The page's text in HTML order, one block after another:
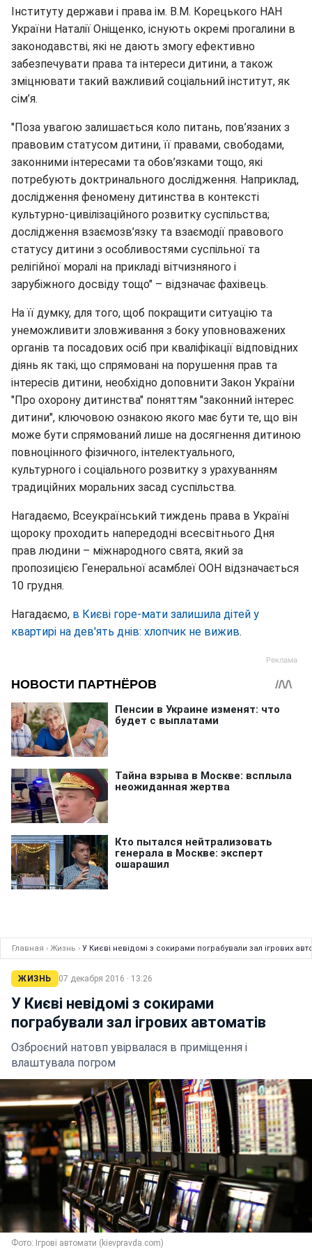
Інституту держави і права ім. В.М. Корецького НАН
України Наталії Оніщенко, існують окремі прогалини в
законодавстві, які не дають змогу ефективно
забезпечувати права та інтереси дитини, а також
зміцнювати такий важливий соціальний інститут, як
сім’я.
"Поза увагою залишається коло питань, пов’язаних з
правовим статусом дитини, її правами, свободами,
законними інтересами та обов’язками тощо, які
потребують доктринального дослідження. Наприклад,
дослідження феномену дитинства в контексті
культурно-цивілізаційного розвитку суспільства;
дослідження взаємозв’язку та взаємодії правового
статусу дитини з особливостями суспільної та
релігійної моралі на прикладі вітчизняного і
зарубіжного досвіду тощо" – відзначає фахівець.
На її думку, для того, щоб покращити ситуацію та
унеможливити зловживання з боку уповноважених
органів та посадових осіб при кваліфікації відповідних
діянь як такі, що спрямовані на порушення прав та
інтересів дитини, необхідно доповнити Закон України
"Про охорону дитинства" поняттям "законний інтерес
дитини", ключовою ознакою якого має бути те, що він
може бути спрямований лише на досягнення дитиною
повноцінного фізичного, інтелектуального,
культурного і соціального розвитку з урахуванням
традиційних моральних засад суспільства.
Нагадаємо, Всеукраїнський тиждень права в Україні
щороку проходить напередодні всесвітнього Дня
прав людини – міжнародного свята, який за
пропозицією Генеральної асамблеї ООН відзначається
10 грудня.
Нагадаємо, в Києві горе-мати залишила дітей у
квартирі на дев'ять днів: хлопчик не вижив.
Главная › Жизнь › У Києві невідомі з сокирами пограбували зал ігрових
ЖИЗНЬ 07 декабря 2016 · 13:26
У Києві невідомі з сокирами
пограбували зал ігрових автоматів
Озброєний натовп увірвалася в приміщення і
влаштувала погром
Фото: Ігрові автомати (kievpravda.com)